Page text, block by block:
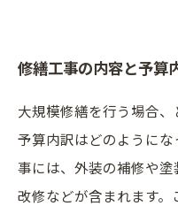
修繕工事の内容と予算
大規模修繕を行う場合
予算内訳はどのように
事には、外装の補修や
改修などが含まれます